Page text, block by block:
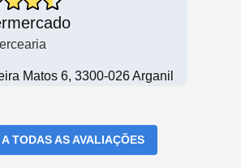
Matos 6, 3300-026 Arganil
A TODAS AS AVALIAÇÕES